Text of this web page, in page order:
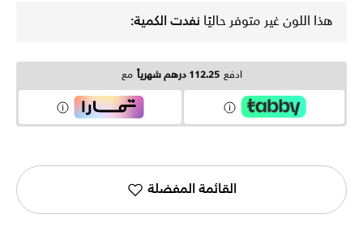
هذا اللون غير متوفر حاليًا نفدت الكمية:
ادفع 112.25 درهم شهرياً مع
القائمة المفضلة